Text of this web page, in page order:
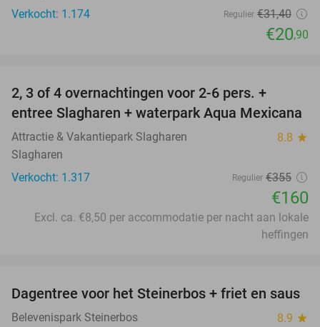
Verkocht: 1.174
Regulier €31,40
€20,90
2, 3 of 4 overnachtingen voor 2-6 pers. +
entree Slagharen + waterpark Aqua Mexicana
Attractie & Vakantiepark Slagharen 8.8 star
Slagharen
Verkocht: 1.317
Regulier €355
€160
Excl. ca. €8,50 per accommodatie per nacht aan lokale
heffingen
37%
Dagentree voor het Steinerbos + friet en saus
Belevenispark Steinerbos 8.9 star